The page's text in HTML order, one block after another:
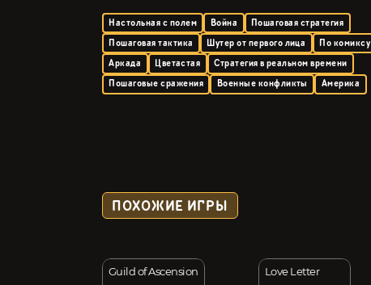
Настольная с полем Война
Пошаговая стратегия
Пошаговая тактика
Шутер от первого лица
По комиксу
Аркада
Цветастая
Стратегия в реальном времени
Пошаговые сражения
Военные конфликты Америка
ПОХОЖИЕ ИГРЫ
Guild of Ascension Love Letter